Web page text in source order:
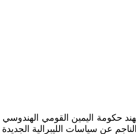
حكومة اليمين القومي
عن سياسات الليبرالية الجديدة